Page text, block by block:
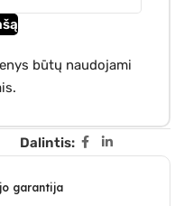
būtų naudojami
Dalintis:
garantija